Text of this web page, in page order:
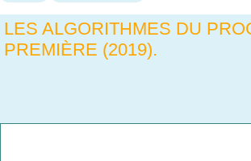
LES ALGORITHMES DU
PREMIÈRE (2019).